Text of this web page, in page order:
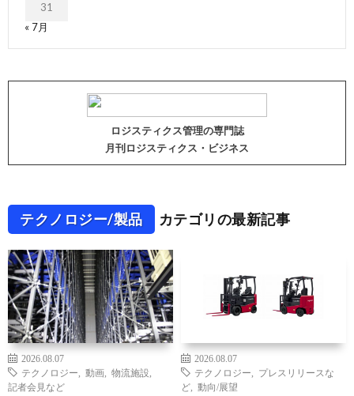
31
« 7月
ロジスティクス管理の専門誌
月刊ロジスティクス・ビジネス
テクノロジー/製品 カテゴリの最新記事
2026.08.07
テクノロジー
動画 物流施設
記者会見など
2026.08.07
テクノロジー
プレスリリースな
ど
動向/展望